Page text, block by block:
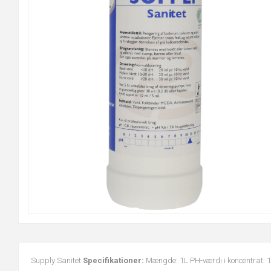
Supply Sanitet Specifikationer: Mængde: 1L PH-værdi i koncentrat: